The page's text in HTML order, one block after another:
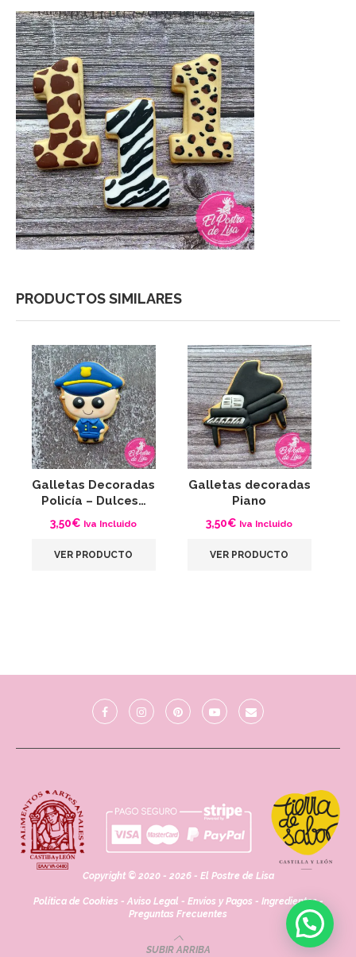
PRODUCTOS SIMILARES
Galletas Decoradas
Policía – Dulces…
3,50€ Iva Incluido
VER PRODUCTO
Galletas decoradas
Piano
3,50€ Iva Incluido
VER PRODUCTO
Copyright © 2020 - 2026 - El Postre de Lisa
Política de Cookies - Aviso Legal - Envíos y Pagos - Ingredientes-
Preguntas Frecuentes
SUBIR ARRIBA